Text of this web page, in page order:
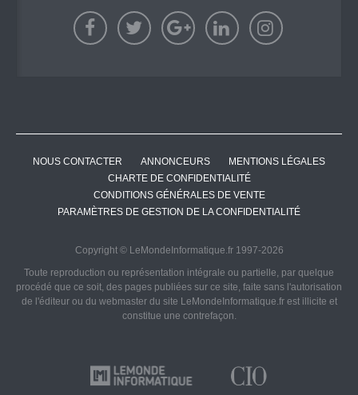
NOUS CONTACTER ANNONCEURS
MENTIONS LÉGALES
CHARTE DE CONFIDENTIALITÉ
CONDITIONS GÉNÉRALES DE VENTE
PARAMÈTRES DE GESTION DE LA CONFIDENTIALITÉ
Copyright © LeMondeInformatique.fr 1997-2026
Toute reproduction ou représentation intégrale ou partielle, par quelque
procédé que ce soit, des pages publiées sur ce site, faite sans l'autorisation
de l'éditeur ou du webmaster du site LeMondeInformatique.fr est illicite et
constitue une contrefaçon.